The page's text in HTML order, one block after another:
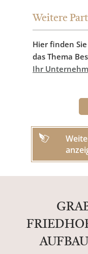
Weitere
Hier finden
das Thema
Ihr